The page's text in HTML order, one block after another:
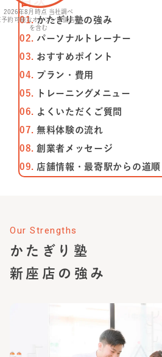
ビフォーアフター
プログラム
よくあるご質問
2026年8月 時点 当社調べ
約可能なオープン準備店舗
を含む
かたぎり塾の強み
パーソナルトレーナー
おすすめポイント
プラン・費⽤
トレーニングメニュー
よくいただくご質問
無料体験の流れ
創業者メッセージ
店舗情報・最寄駅からの道順
かたぎり塾
新座店 の強み
Our Strengths